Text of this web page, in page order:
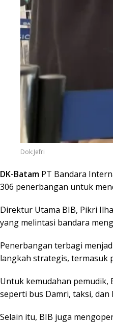
Dok:Jefri
DK-Batam PT Bandara
306 penerbangan untuk
Direktur Utama BIB, Pikri
yang melintasi bandara
Penerbangan terbagi
langkah strategis, termasuk
Untuk kemudahan
seperti bus Damri, taksi,
Selain itu, BIB juga